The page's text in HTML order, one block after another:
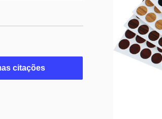
citações